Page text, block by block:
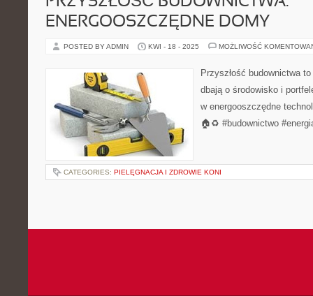
ENERGOOSZCZĘDNE DOMY
POSTED BY ADMIN KWI - 18 - 2025 MOŻLIWOŚĆ
Przyszłość budownictwa
dbają o środowisko i
w energooszczędne
🏠♻️ #budownictwo
CATEGORIES: PIELĘGNACJA I ZDROWIE KONI